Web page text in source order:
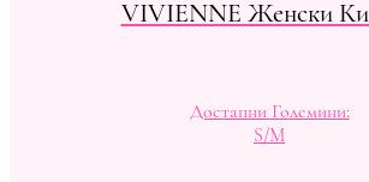
VIVIENNE Женски
Достапни Големини:
S/M